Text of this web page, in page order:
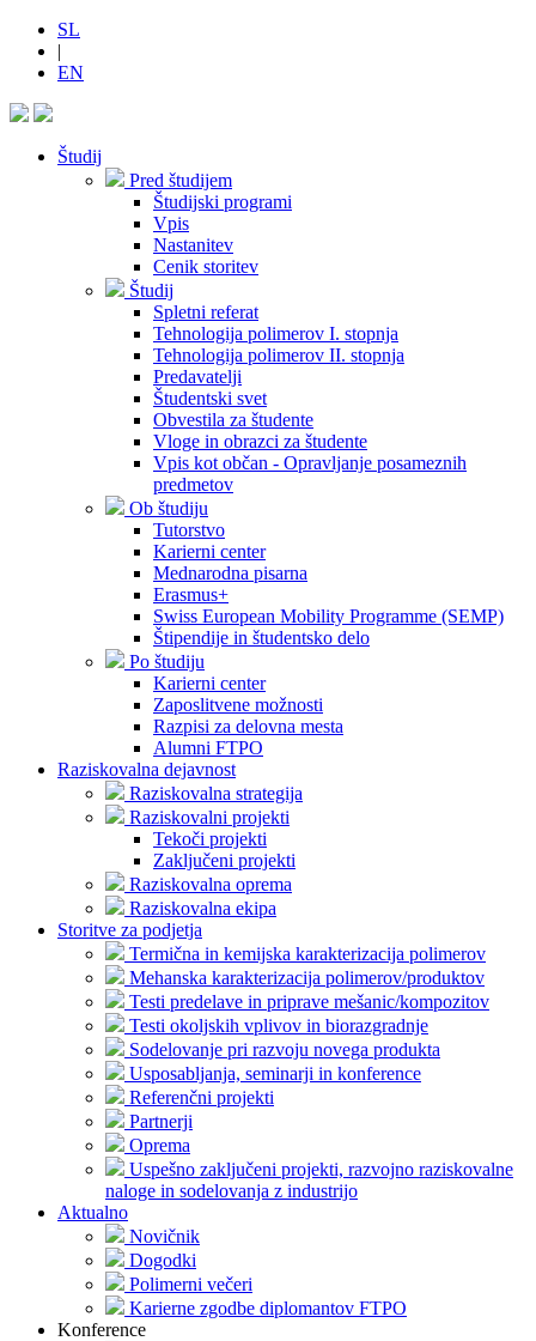
SL
|
EN
Študij
Pred študijem
Študijski programi
Vpis
Nastanitev
Cenik storitev
Študij
Spletni referat
Tehnologija polimerov I. stopnja
Tehnologija polimerov II. stopnja
Predavatelji
Študentski svet
Obvestila za študente
Vloge in obrazci za študente
Vpis kot občan - Opravljanje posameznih
predmetov
Ob študiju
Tutorstvo
Karierni center
Mednarodna pisarna
Erasmus+
Swiss European Mobility Programme (SEMP)
Štipendije in študentsko delo
Po študiju
Karierni center
Zaposlitvene možnosti
Razpisi za delovna mesta
Alumni FTPO
Raziskovalna dejavnost
Raziskovalna strategija
Raziskovalni projekti
Tekoči projekti
Zaključeni projekti
Raziskovalna oprema
Raziskovalna ekipa
Storitve za podjetja
Termična in kemijska karakterizacija polimerov
Mehanska karakterizacija polimerov/produktov
Testi predelave in priprave mešanic/kompozitov
Testi okoljskih vplivov in biorazgradnje
Sodelovanje pri razvoju novega produkta
Usposabljanja, seminarji in konference
Referenčni projekti
Partnerji
Oprema
Uspešno zaključeni projekti, razvojno raziskovalne
naloge in sodelovanja z industrijo
Aktualno
Novičnik
Dogodki
Polimerni večeri
Karierne zgodbe diplomantov FTPO
Konference